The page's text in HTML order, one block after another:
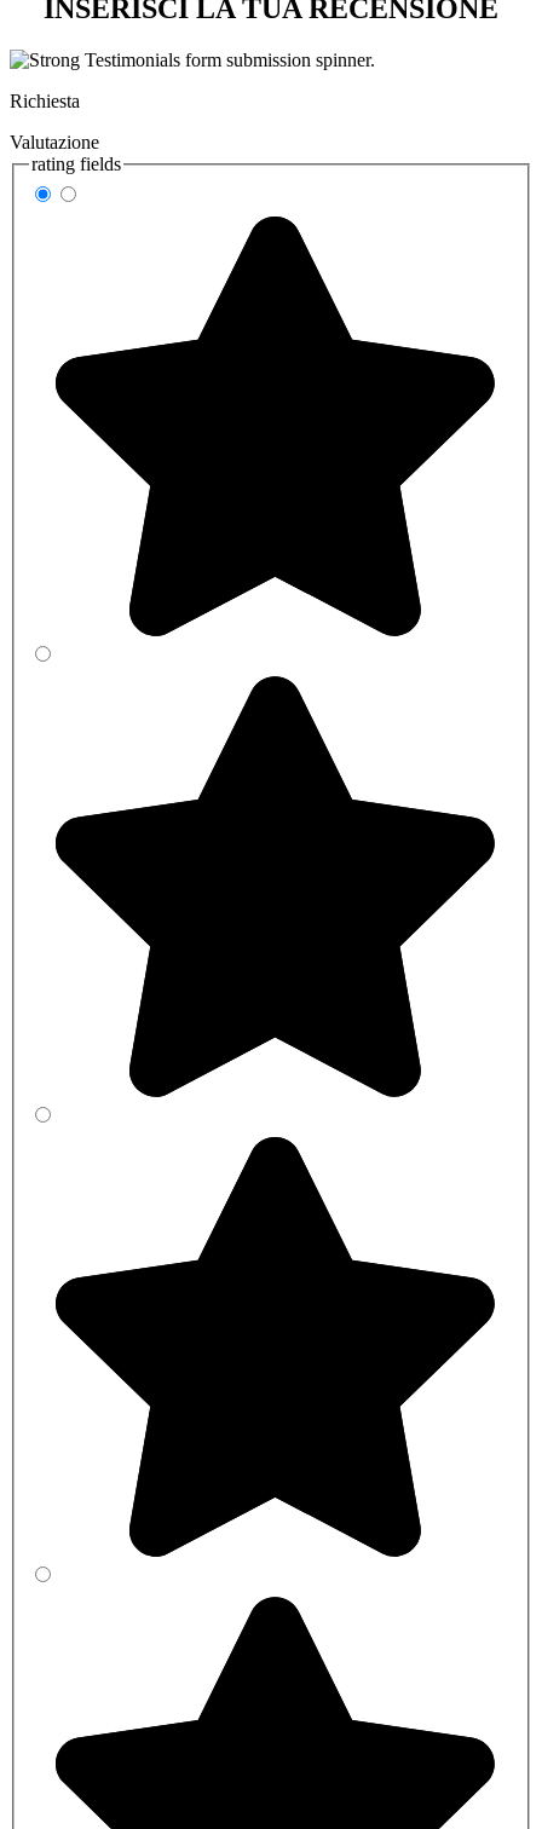
INSERISCI LA TUA RECENSIONE
Richiesta
Valutazione
rating fields